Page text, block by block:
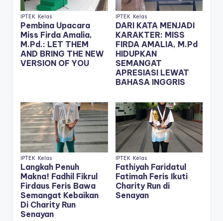
IPTEK Kelas
Pembina Upacara
Miss Firda Amalia,
M.Pd.: LET THEM
AND BRING THE NEW
VERSION OF YOU
IPTEK Kelas
DARI KATA MENJADI
KARAKTER: MISS
FIRDA AMALIA, M.Pd
HIDUPKAN
SEMANGAT
APRESIASI LEWAT
BAHASA INGGRIS
IPTEK Kelas
Langkah Penuh
Makna! Fadhil Fikrul
Firdaus Feris Bawa
Semangat Kebaikan
Di Charity Run
Senayan
IPTEK Kelas
Fathiyah Faridatul
Fatimah Feris Ikuti
Charity Run di
Senayan